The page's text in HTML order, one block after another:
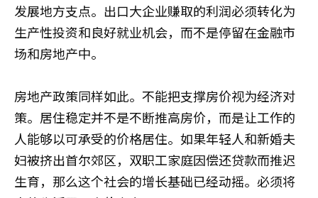
发展地方支点。出口大企业赚取的利润必须转化为
生产性投资和良好就业机会，而不是停留在金融市
场和房地产中。
房地产政策同样如此。不能把支撑房价视为经济对
策。居住稳定并不是不断推高房价，而是让工作的
人能够以可承受的价格居住。如果年轻人和新婚夫
妇被挤出首尔郊区，双职工家庭因偿还贷款而推迟
生育，那么这个社会的增长基础已经动摇。必须将